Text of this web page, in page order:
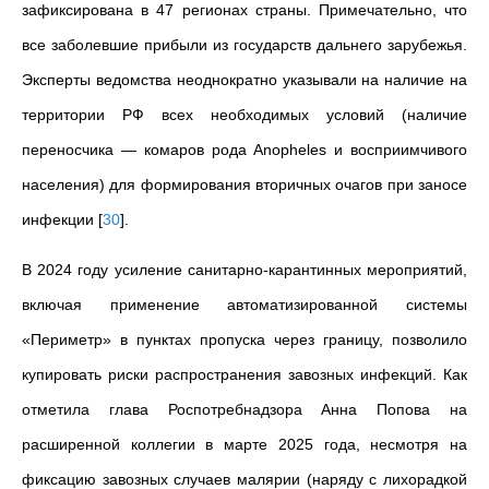
зафиксирована в 47 регионах страны. Примечательно, что
все заболевшие прибыли из государств дальнего зарубежья.
Эксперты ведомства неоднократно указывали на наличие на
территории РФ всех необходимых условий (наличие
переносчика — комаров рода Anopheles и восприимчивого
населения) для формирования вторичных очагов при заносе
инфекции [30]
В 2024 году усиление санитарно-карантинных мероприятий,
включая применение автоматизированной системы
«Периметр» в пунктах пропуска через границу, позволило
купировать риски распространения завозных инфекций. Как
отметила глава Роспотребнадзора Анна Попова на
расширенной коллегии в марте 2025 года, несмотря на
фиксацию завозных случаев малярии (наряду с лихорадкой